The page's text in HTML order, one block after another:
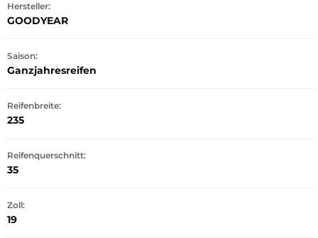
Hersteller:
GOODYEAR
Saison:
Ganzjahresreifen
Reifenbreite:
235
Reifenquerschnitt:
35
Zoll:
19